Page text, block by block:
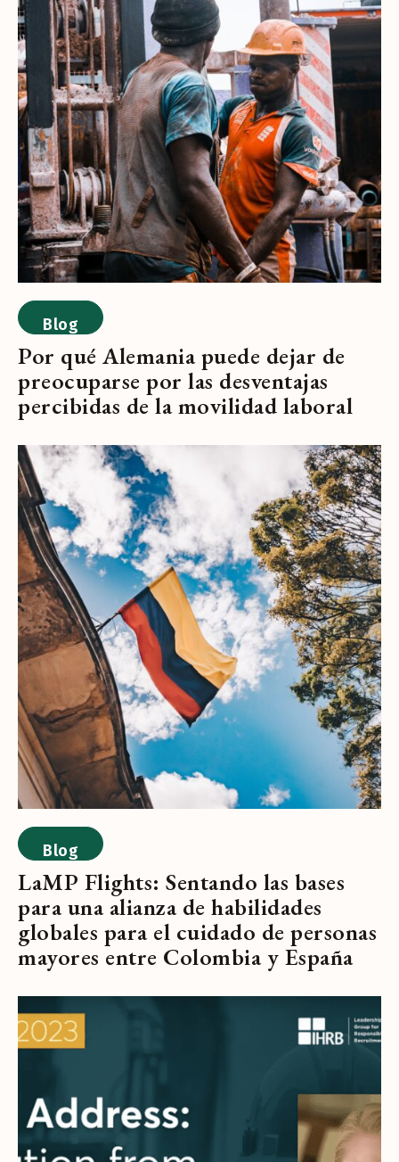
Blog
Por qué Alemania puede dejar de
preocuparse por las desventajas
percibidas de la movilidad laboral
Blog
LaMP Flights: Sentando las bases
para una alianza de habilidades
globales para el cuidado de personas
mayores entre Colombia y España